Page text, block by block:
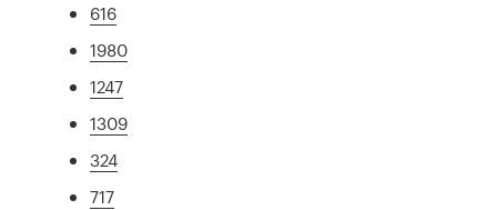
616
1980
1247
1309
324
717